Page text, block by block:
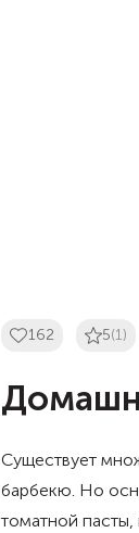
162 5(1)
Существует
барбекю. Но
томатной пасты,